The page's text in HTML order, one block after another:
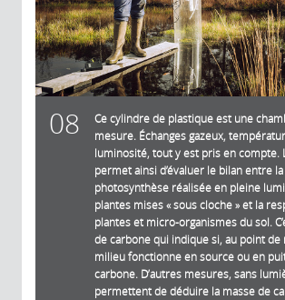
08
Ce cylindre de plastique est une
mesure. Échanges gazeux,
luminosité, tout y est pris en compte.
permet ainsi d’évaluer le bilan entre la
photosynthèse réalisée en pleine
plantes mises « sous cloche » et la
plantes et micro-organismes du sol.
de carbone qui indique si, au point de
milieu fonctionne en source ou en
carbone. D’autres mesures, sans
permettent de déduire la masse de